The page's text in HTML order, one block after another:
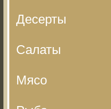
Десерты
Салаты
Мясо